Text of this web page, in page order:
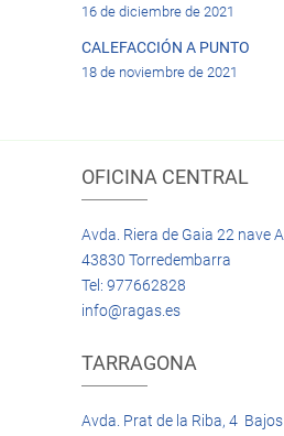
16 de diciembre de 2021
CALEFACCIÓN A PUNTO
18 de noviembre de 2021
OFICINA CENTRAL
Avda. Riera de Gaia 22 nave A
43830 Torredembarra
Tel: 977662828
info@ragas.es
TARRAGONA
Avda. Prat de la Riba, 4 Bajos